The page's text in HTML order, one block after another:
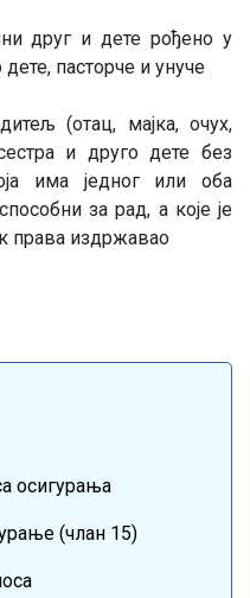
друг и дете рођено у
пасторче и унуче
(отац, мајка, очух,
и друго дете без
има једног или оба
за рад, а које је
права издржавао
осигурања
(члан 15)